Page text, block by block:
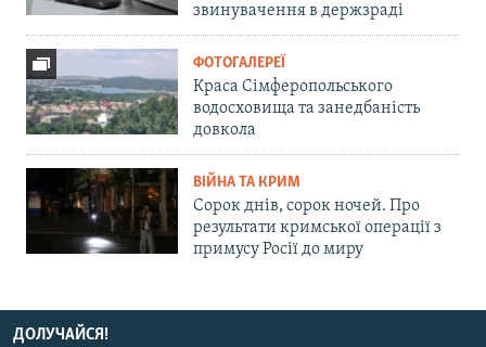
звинувачення в держзраді
ФОТОГАЛЕРЕЇ
Краса Сімферопольського
водосховища та занедбаність
довкола
ВІЙНА ТА КРИМ
Сорок днів, сорок ночей. Про
результати кримської операції з
примусу Росії до миру
ДОЛУЧАЙСЯ!